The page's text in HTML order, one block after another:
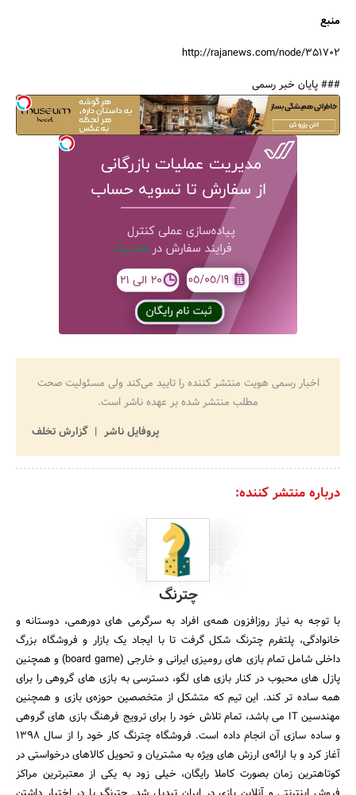
منبع
http://rajanews.com/node/351702
### پایان خبر رسمی
اخبار رسمی هویت منتشر کننده را تایید می‌کند ولی مسئولیت صحت
مطلب منتشر شده بر عهده ناشر است.
پروفایل ناشر
گزارش تخلف
درباره منتشر کننده:
چترنگ
با توجه به نیاز روزافزون همه‌ی افراد به سرگرمی های دورهمی، دوستانه و
خانوادگی، پلتفرم چترنگ شکل گرفت تا با ایجاد یک بازار و فروشگاه بزرگ
داخلی شامل تمام بازی های رومیزی ایرانی و خارجی (board game) و همچنین
پازل های محبوب در کنار بازی های لگو، دسترسی به بازی های گروهی را برای
همه ساده تر کند. این تیم که متشکل از متخصصین حوزه‌ی بازی و همچنین
مهندسین IT می باشد، تمام تلاش خود را برای ترویج فرهنگ بازی های گروهی
و ساده سازی آن انجام داده است. فروشگاه چترنگ کار خود را از سال 1398
آغاز کرد و با ارائه‌ی ارزش های ویژه به مشتریان و تحویل کالاهای درخواستی در
کوتاهترین زمان بصورت کاملا رایگان، خیلی زود به یکی از معتبرترین مراکز